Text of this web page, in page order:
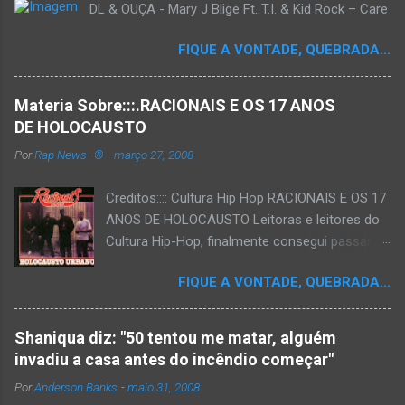
DL & OUÇA - Mary J Blige Ft. T.I. & Kid Rock – Care
FIQUE A VONTADE, QUEBRADA...
Materia Sobre:::.RACIONAIS E OS 17 ANOS
DE HOLOCAUSTO
PorRap News--® -março 27, 2008
Creditos:::: Cultura Hip Hop RACIONAIS E OS 17
ANOS DE HOLOCAUSTO Leitoras e leitores do
Cultura Hip-Hop, finalmente consegui passar
que há muito tempo vinha maturando: uma
espécie de "ensaio-tributo" ao disco mais
importante do rap brasileiro, que completará 17
anos agora em 2008. Falo de "Holocausto
Urbano", do grupo paulistano Racionais MC's.
Como de costume, uma pequena digressão. É
FIQUE A VONTADE, QUEBRADA...
Shaniqua diz: "50 tentou me matar, alguém
invadiu a casa antes do incêndio começar"
PorAnderson Banks -maio 31, 2008